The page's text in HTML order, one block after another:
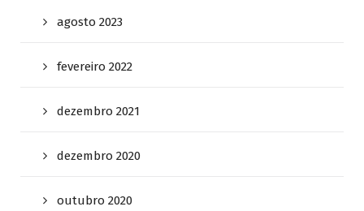
agosto 2023
fevereiro 2022
dezembro 2021
dezembro 2020
outubro 2020